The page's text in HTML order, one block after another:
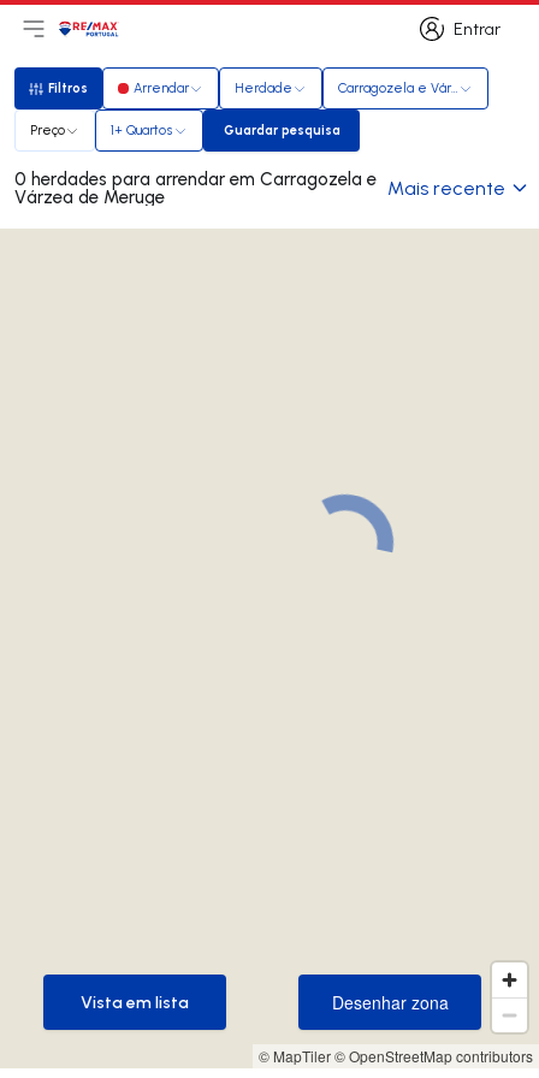
Entrar
Entrar
Abri menu principal
LogoIr para página inicial
Filtros
Filtros Arrendar Herdade Carragozela e Várzea de
Preço 1+ Quartos Guardar pesquisa
Guardar pesquisa
0 herdades para arrendar em Carragozela e
Várzea de Meruge Mais recente
© MapTiler© OpenStreetMap contributors
Desenhar zona
Desenhar zona
Vista em lista
Vista em lista